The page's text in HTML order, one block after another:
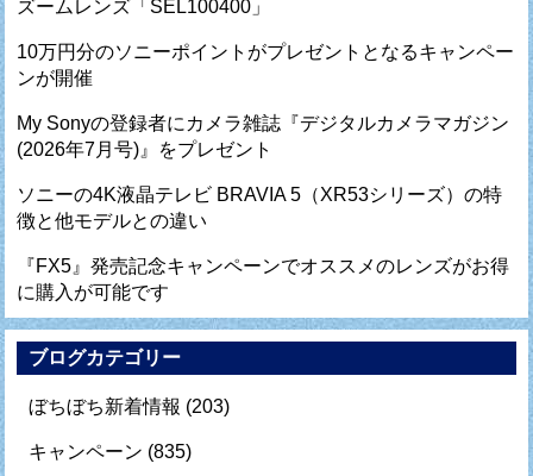
ズームレンズ「SEL100400」
10万円分のソニーポイントがプレゼントとなるキャンペー
ンが開催
My Sonyの登録者にカメラ雑誌『デジタルカメラマガジン
(2026年7月号)』をプレゼント
ソニーの4K液晶テレビ BRAVIA 5（XR53シリーズ）の特
徴と他モデルとの違い
『FX5』発売記念キャンペーンでオススメのレンズがお得
に購入が可能です
ブログカテゴリー
ぼちぼち新着情報 (203)
キャンペーン (835)